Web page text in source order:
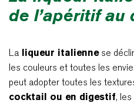
de l’apéritif au
Laliqueur italiennese
les couleurs et toutes les
peut adopter toutes les
cocktail ou en digestif,